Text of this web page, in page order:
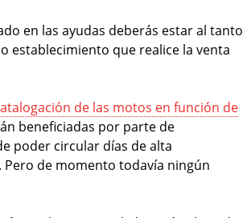
en las ayudas deberás estar al tanto
establecimiento que realice la venta
de las motos en función de
beneficiadas por parte de
poder circular días de alta
de momento todavía ningún